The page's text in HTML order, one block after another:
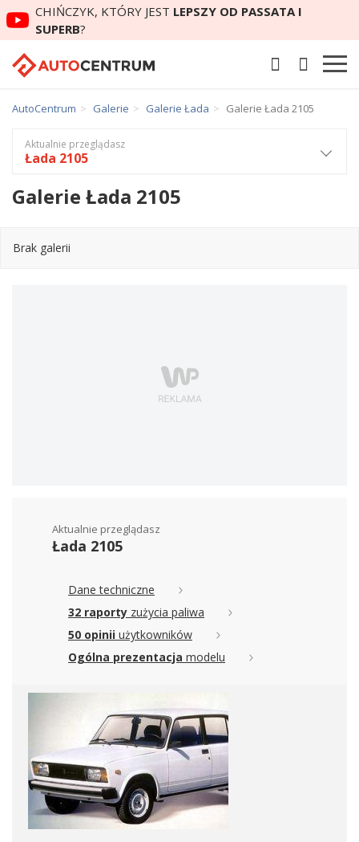
CHIŃCZYK, KTÓRY JEST LEPSZY OD PASSATA I
SUPERB?
AutoCentrum Galerie Galerie Łada Galerie Łada 2105
Galerie Łada 2105
Brak galerii
Aktualnie przeglądasz
Łada 2105
Aktualnie przeglądasz
Łada 2105
Dane techniczne
32 raporty zużycia paliwa
50 opinii użytkowników
Ogólna prezentacja modelu